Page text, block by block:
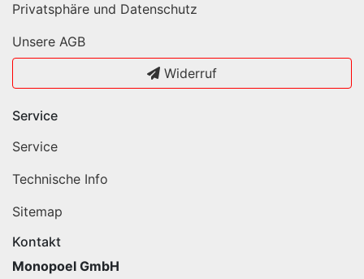
Privatsphäre und Datenschutz
Unsere AGB
Widerruf
Service
Service
Technische Info
Sitemap
Kontakt
Monopoel GmbH